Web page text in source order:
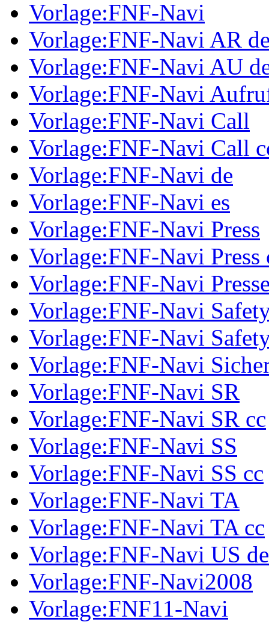
Vorlage:FNF-Navi
Vorlage:FNF-Navi AR
Vorlage:FNF-Navi AU
Vorlage:FNF-Navi
Vorlage:FNF-Navi Call
Vorlage:FNF-Navi Call
Vorlage:FNF-Navi de
Vorlage:FNF-Navi es
Vorlage:FNF-Navi Press
Vorlage:FNF-Navi Press
Vorlage:FNF-Navi
Vorlage:FNF-Navi
Vorlage:FNF-Navi
Vorlage:FNF-Navi
Vorlage:FNF-Navi SR
Vorlage:FNF-Navi SR cc
Vorlage:FNF-Navi SS
Vorlage:FNF-Navi SS cc
Vorlage:FNF-Navi TA
Vorlage:FNF-Navi TA cc
Vorlage:FNF-Navi US de
Vorlage:FNF-Navi2008
Vorlage:FNF11-Navi